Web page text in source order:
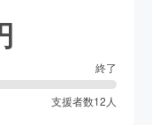
終了
支援者数12 人